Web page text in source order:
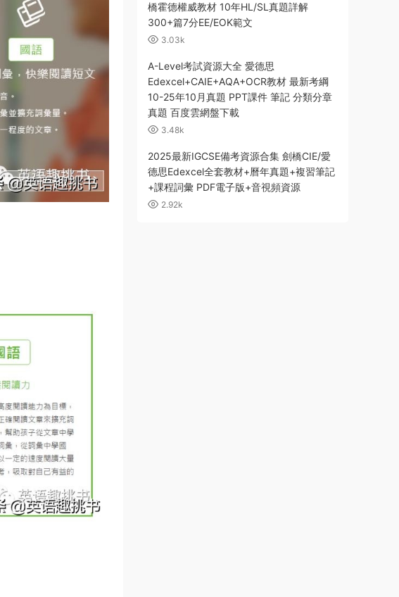
橋霍德權威教材 10年HL/SL真題詳解
300+篇7分EE/EOK範文
3.03k
A-Level考試資源大全 愛德思
Edexcel+CAIE+AQA+OCR教材 最新考綱
10-25年10月真題 PPT課件 筆記 分類分章
真題 百度雲網盤下載
3.48k
2025最新IGCSE備考資源合集 劍橋CIE/愛
德思Edexcel全套教材+曆年真題+複習筆記
+課程詞彙 PDF電子版+音視頻資源
2.92k